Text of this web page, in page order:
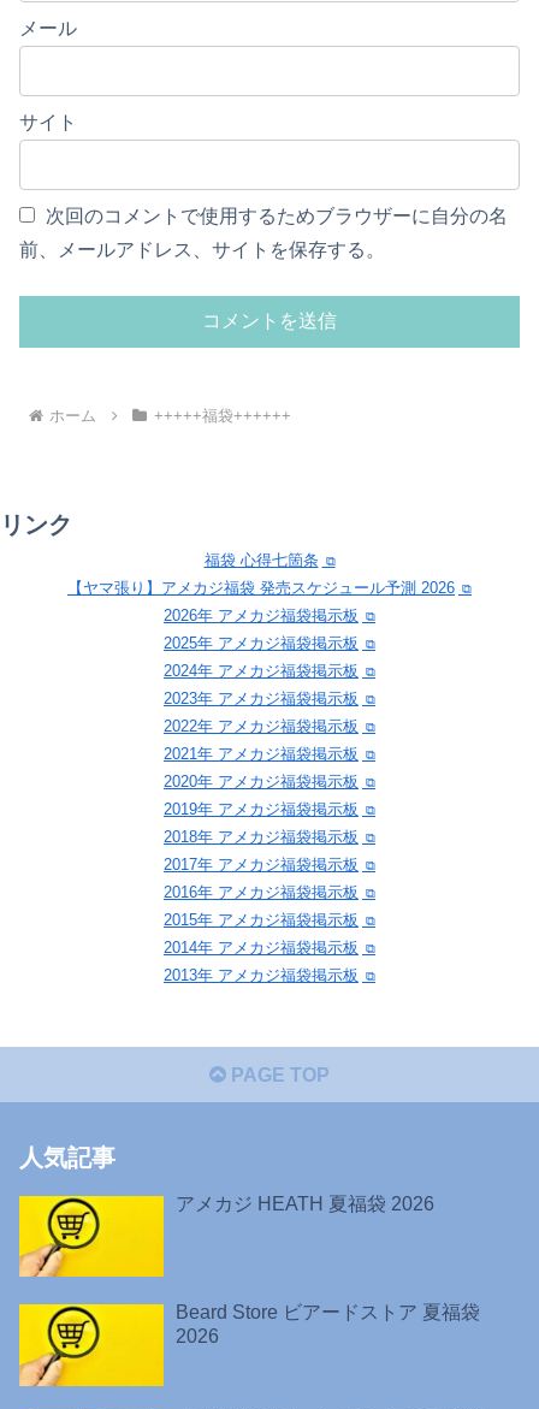
メール
サイト
次回のコメントで使用するためブラウザーに自分の名
前、メールアドレス、サイトを保存する。
ホーム +++++福袋++++++
リンク
福袋 心得七箇条
【ヤマ張り】アメカジ福袋 発売スケジュール予測 2026
2026年 アメカジ福袋掲示板
2025年 アメカジ福袋掲示板
2024年 アメカジ福袋掲示板
2023年 アメカジ福袋掲示板
2022年 アメカジ福袋掲示板
2021年 アメカジ福袋掲示板
2020年 アメカジ福袋掲示板
2019年 アメカジ福袋掲示板
2018年 アメカジ福袋掲示板
2017年 アメカジ福袋掲示板
2016年 アメカジ福袋掲示板
2015年 アメカジ福袋掲示板
2014年 アメカジ福袋掲示板
2013年 アメカジ福袋掲示板
PAGE TOP
人気記事
アメカジ HEATH 夏福袋 2026
Beard Store ビアードストア 夏福袋
2026